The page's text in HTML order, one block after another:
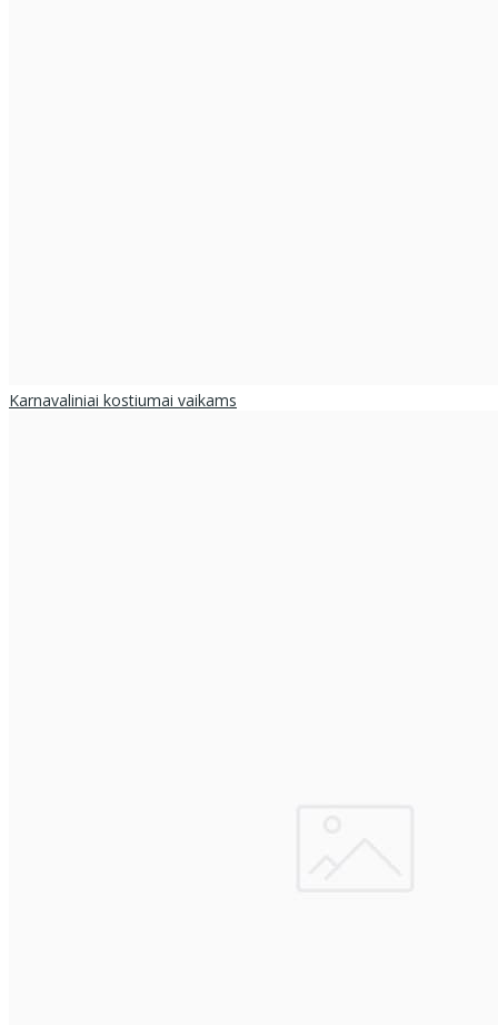
Karnavaliniai kostiumai vaikams